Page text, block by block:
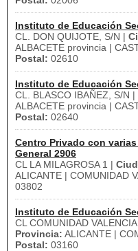
Instituto de Educación
CL. DON QUIJOTE, S/N |
ALBACETE provincia |
Postal: 02610
Instituto de Educación
CL. BLASCO IBAÑEZ, S/N |
ALBACETE provincia |
Postal: 02640
Centro Privado con
General 2906
CL LA MILAGROSA 1 |
ALICANTE | COMUNIDAD
03802
Instituto de Educación
CL COMUNIDAD
Provincia: ALICANTE |
Postal: 03160